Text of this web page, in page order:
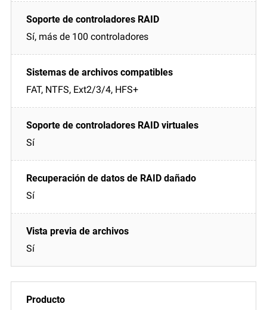
Sí, más de 100 controladores
FAT, NTFS, Ext2/3/4, HFS+
Sí
Sí
Sí